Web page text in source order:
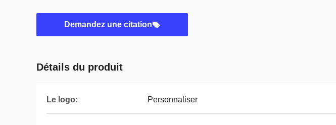
Demandez une citation
Détails du produit
Le logo: Personnaliser